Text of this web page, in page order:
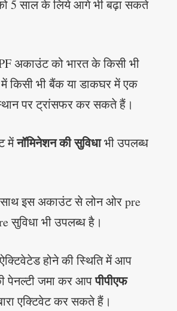
5 साल के लिये आगे भी बढ़ा सकते
अकाउंट को भारत के किसी भी
किसी भी बैंक या डाकघर में एक
पर ट्रांसफर कर सकते हैं।
मेंनॉमिनेशन की सुविधाभी उपलब्ध
इस अकाउंट से लोन ओर pre
सुविधा भी उपलब्ध है।
होने की स्थिति में आप
पेनल्टी जमा कर आपपीपीएफ
एक्टिवेट कर सकते हैं।